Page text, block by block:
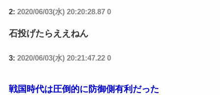
2: 2020/06/03(水) 20:20:28.87 0
石投げたらええねん
3: 2020/06/03(水) 20:21:47.22 0
戦国時代は圧倒的に防御側有利だった